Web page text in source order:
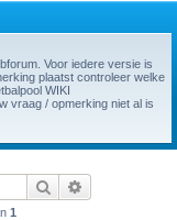
Voor iedere versie is
plaatst controleer welke
WIKI
vraag / opmerking niet al is
Zoek
1